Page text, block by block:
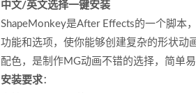
中文/英文选择一键安装
ShapeMonkey是After Effects的一个脚本
功能和选项，使你能够创建复杂的形状动
配色，是制作MG动画不错的选择，简单易
安装要求：